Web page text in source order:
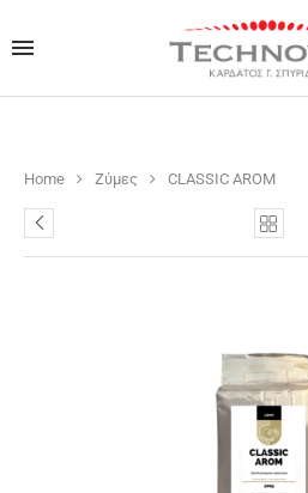
Home Ζύμες CLASSIC AROM